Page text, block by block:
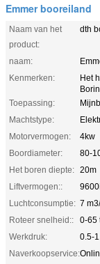
Emmer booreiland
Naam van het
product:
dth
naam:
Kenmerken:
Het
Toepassing:
Machtstype:
Motorvermogen:
4kw
Boordiameter:
80-
Het boren diepte: 20m
Liftvermogen::
Luchtconsumptie: 7
Roteer snelheid::
0-65
Werkdruk:
0.5-
Naverkoopservice: